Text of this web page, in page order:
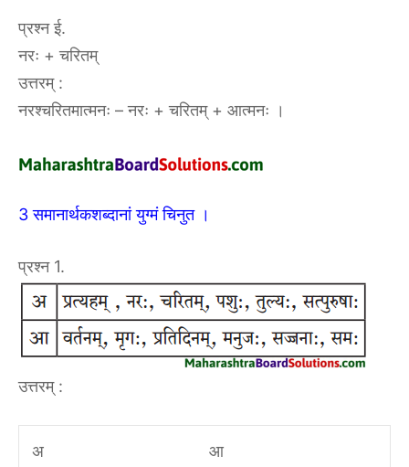
प्रश्न ई.
नरः + चरितम्
उत्तरम् :
नरश्चरितमात्मनः – नरः + चरितम् + आत्मनः ।
3 समानार्थकशब्दानां युग्मं चिनुत ।
प्रश्न 1.
उत्तरम् :
अ आ